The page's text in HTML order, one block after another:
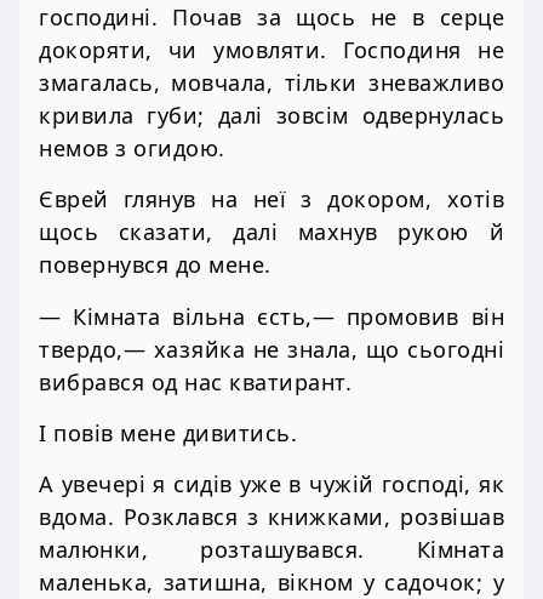
господині. Почав за щось не в серце
докоряти, чи умовляти. Господиня не
змагалась, мовчала, тільки зневажливо
кривила губи; далі зовсім одвернулась
немов з огидою.
Єврей глянув на неї з докором, хотів
щось сказати, далі махнув рукою й
повернувся до мене.
— Кімната вільна єсть,— промовив він
твердо,— хазяйка не знала, що сьогодні
вибрався од нас кватирант.
І повів мене дивитись.
А увечері я сидів уже в чужій господі, як
вдома. Розклався з книжками, розвішав
малюнки, розташувався. Кімната
маленька, затишна, вікном у садочок; у